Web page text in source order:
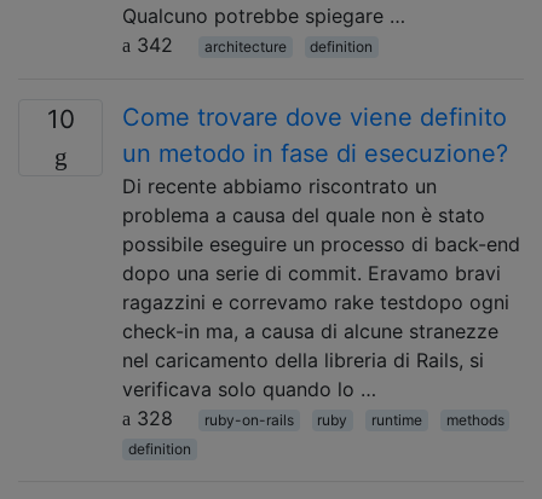
Qualcuno potrebbe spiegare …
342
architecture definition
10
Come trovare dove viene definito
un metodo in fase di esecuzione?
Di recente abbiamo riscontrato un
problema a causa del quale non è stato
possibile eseguire un processo di back-end
dopo una serie di commit. Eravamo bravi
ragazzini e correvamo rake testdopo ogni
check-in ma, a causa di alcune stranezze
nel caricamento della libreria di Rails, si
verificava solo quando lo …
328
ruby-on-rails ruby runtime
methods
definition